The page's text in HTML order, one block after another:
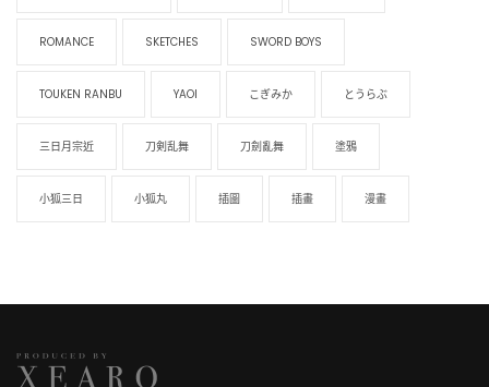
ROMANCE SKETCHES SWORD BOYS
TOUKEN RANBU YAOI こぎみか とうらぶ
三日月宗近 刀剣乱舞 刀劍亂舞 塗鴉
小狐三日 小狐丸 插圖 插畫 漫畫